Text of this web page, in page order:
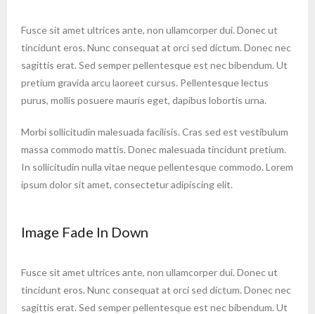
Fusce sit amet ultrices ante, non ullamcorper dui. Donec ut
tincidunt eros. Nunc consequat at orci sed dictum. Donec nec
sagittis erat. Sed semper pellentesque est nec bibendum. Ut
pretium gravida arcu laoreet cursus. Pellentesque lectus
purus, mollis posuere mauris eget, dapibus lobortis urna.
Morbi sollicitudin malesuada facilisis. Cras sed est vestibulum
massa commodo mattis. Donec malesuada tincidunt pretium.
In sollicitudin nulla vitae neque pellentesque commodo. Lorem
ipsum dolor sit amet, consectetur adipiscing elit.
Image Fade In Down
Fusce sit amet ultrices ante, non ullamcorper dui. Donec ut
tincidunt eros. Nunc consequat at orci sed dictum. Donec nec
sagittis erat. Sed semper pellentesque est nec bibendum. Ut